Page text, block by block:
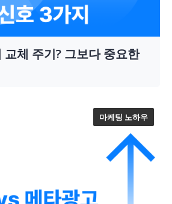
교체 주기? 그보다 중요한
마케팅 노하우